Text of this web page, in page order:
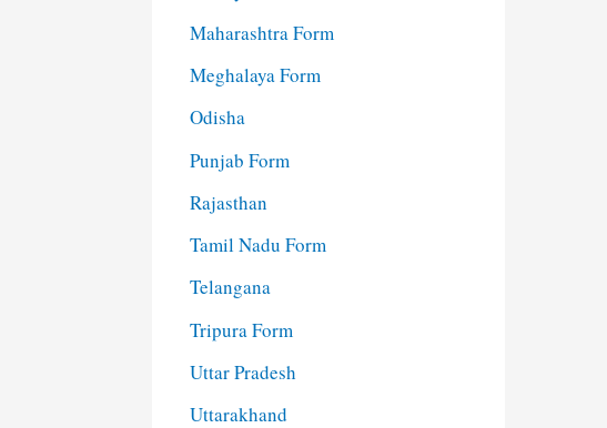
Maharashtra Form
Meghalaya Form
Odisha
Punjab Form
Rajasthan
Tamil Nadu Form
Telangana
Tripura Form
Uttar Pradesh
Uttarakhand